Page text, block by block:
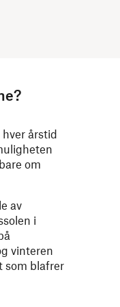
årstid
om
av
i
vinteren
som blafrer